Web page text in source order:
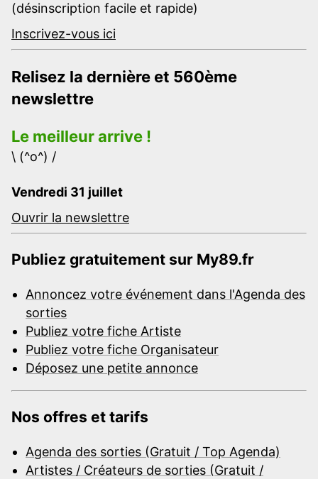
(désinscription facile et rapide)
Inscrivez-vous ici
Relisez la dernière et 560ème
newslettre
Le meilleur arrive !
\ (^o^) /
Vendredi 31 juillet
Ouvrir la newslettre
Publiez gratuitement sur My89.fr
Annoncez votre événement dans l'Agenda des
sorties
Publiez votre fiche Artiste
Publiez votre fiche Organisateur
Déposez une petite annonce
Nos offres et tarifs
Agenda des sorties (Gratuit / Top Agenda)
Artistes / Créateurs de sorties (Gratuit /